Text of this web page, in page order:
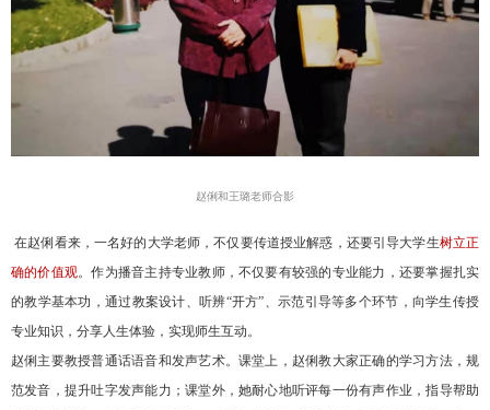
赵俐和王璐老师合影
在赵俐看来，一名好的大学老师，不仅要传道授业解惑，还要引导大学生树立正
确的价值观。作为播音主持专业教师，不仅要有较强的专业能力，还要掌握扎实
的教学基本功，通过教案设计、听辨“开方”、示范引导等多个环节，向学生传授
专业知识，分享人生体验，实现师生互动。
赵俐主要教授普通话语音和发声艺术。课堂上，赵俐教大家正确的学习方法，规
范发音，提升吐字发声能力；课堂外，她耐心地听评每一份有声作业，指导帮助